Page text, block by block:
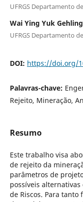
UFRGS Departamento
Wai Ying Yuk Gehling
UFRGS Departamento
DOI: https://doi.org/
Palavras-chave:
Rejeito, Mineração,
Resumo
Este trabalho visa
de rejeito da
parâmetros de
possíveis
de Riscos. Para